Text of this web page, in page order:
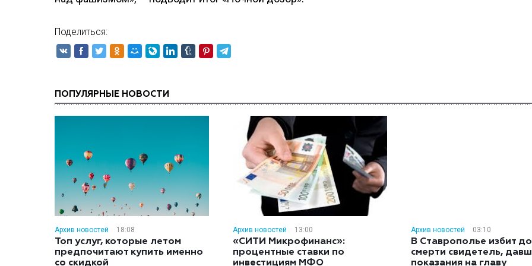
Поделиться:
ПОПУЛЯРНЫЕ НОВОСТИ
Архив новостей 18:08
Топ услуг, которые летом
предпочитают купить именно
со скидкой
Архив новостей 13:00
«СИТИ Микрофинанс»:
процентные ставки по
инвестициям МФО
Архив новостей 03:10
В Ставрополье избит до
смерти свидетель,
показания на главу